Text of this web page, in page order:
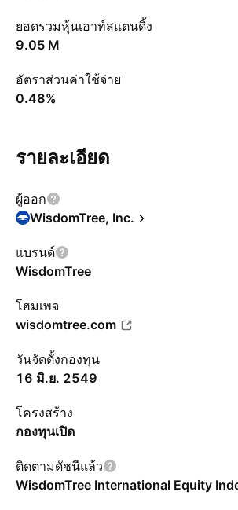
ยอดรวมหุ้นเอาท์สแตนดิ้ง
‪9.05 M‬
อัตราส่วนค่าใช้จ่าย
0.48%
รายละเอียด
ผู้ออก
WisdomTree, Inc.
แบรนด์
WisdomTree
โฮมเพจ
wisdomtree.com
วันจัดตั้งกองทุน
16 มิ.ย. 2549
โครงสร้าง
กองทุนเปิด
ติดตามดัชนีแล้ว
WisdomTree International Equity